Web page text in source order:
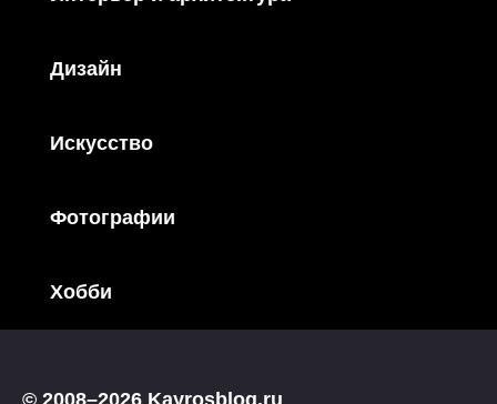
Дизайн
Искусство
Фотографии
Хобби